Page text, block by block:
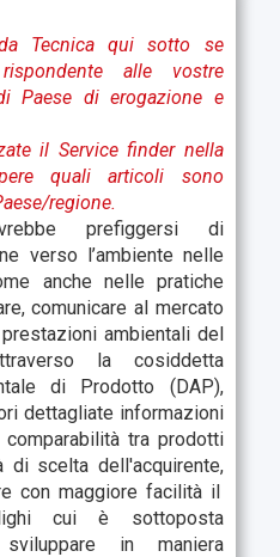
Tecnica qui sotto se
alle vostre
Paese di erogazione e
il Service finder nella
quali articoli sono
regione.
prefiggersi di
verso l’ambiente nelle
anche nelle pratiche
comunicare al mercato
ambientali del
la cosiddetta
di Prodotto (DAP),
dettagliate informazioni
tra prodotti
di scelta dell'acquirente,
con maggiore facilità il
cui è sottoposta
sviluppare in maniera